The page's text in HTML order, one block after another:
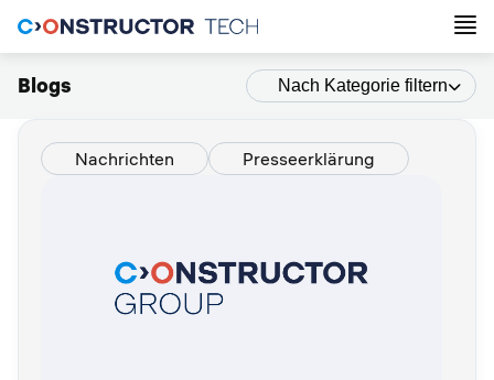
Blogs Nach Kategorie filtern
Nachrichten Presseerklärung